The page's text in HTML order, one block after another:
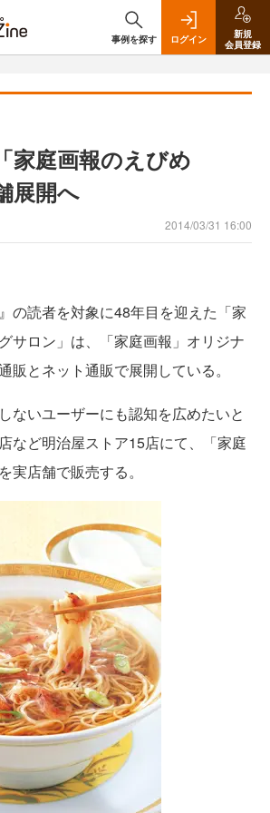
事例を探す ログイン
新規
会員登録
家庭画報のえびめ
展開へ
2014/03/31 16:00
の読者を対象に48年目を迎えた「家
サロン」は、「家庭画報」オリジナ
販とネット通販で展開している。
ないユーザーにも認知を広めたいと
など明治屋ストア15店にて、「家庭
実店舗で販売する。